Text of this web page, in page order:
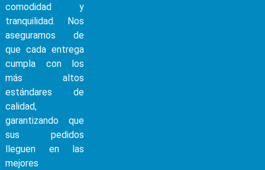
comodidad y
tranquilidad. Nos
aseguramos de
que cada entrega
cumpla con los
más altos
estándares de
calidad,
garantizando que
sus pedidos
lleguen en las
mejores